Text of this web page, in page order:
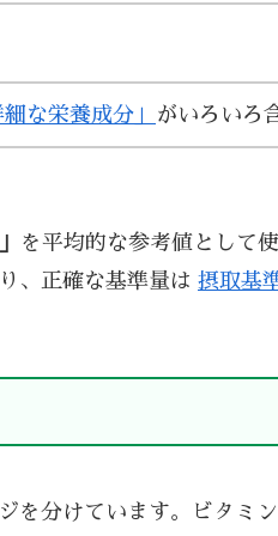
細な栄養成分」 がいろいろ
を平均的な参考値として
、正確な基準量は 摂取基
を分けています。ビタミ